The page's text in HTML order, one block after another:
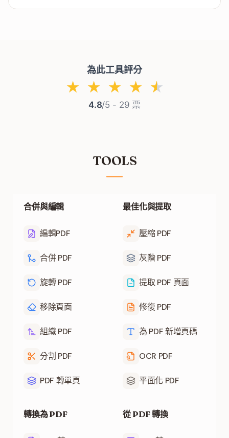
為此工具評分
★ ★ ★ ★ ★
4.8/5 - 29 票
TOOLS
合併與編輯
編輯PDF
合併 PDF
旋轉 PDF
移除頁面
組織 PDF
分割 PDF
PDF 轉單頁
最佳化與提取
壓縮 PDF
灰階 PDF
提取 PDF 頁面
修復 PDF
為 PDF 新增頁碼
OCR PDF
平面化 PDF
轉換為 PDF 從 PDF 轉換